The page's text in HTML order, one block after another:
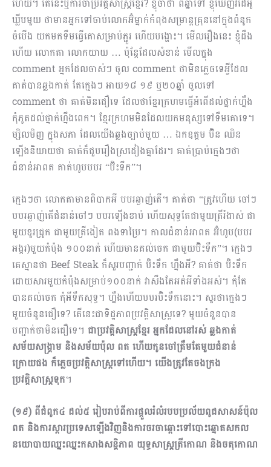
ឃ្លីបមួយ ថាមានអ្នកទៅចាប់លោកអ៊ំម្នាក់កំពុងសម្រាន្តគ្រុននៅក្នុងពំនូក
ចំបើង យកមកទឹមធ្វើគោសម្រាប់ភ្ជួរ ហើយបង្ហោះ។ មើលរឿងនេះ ខ្ញុំដឹង
ហើយ លោកតា លោកយាយ … ប៉ុន្តែដែលសំខាន់ មើលក្នុង
comment អ្នកដែលចាស់ៗ ចូល comment ថាមិនភ្លេចទេអ្វីដែល
គាត់បានឆ្លងកាត់ តែក្មេងៗ អាយ១៨ ១៩ ឬ២០ឆ្នាំ ចូលទៅ
comment ថា គាត់មិនជឿទេ ដែលថាខ្មែរក្រហមធ្វើអំពើដល់ថ្នាក់ហ្នឹង
កុំភូតដល់ថ្នាក់ហ្នឹងពេក។ ខ្មែរក្រហមមិនដែលយកមនុស្សទៅទឹមគោទេ។
ម្សិលមិញ ក្នុងសភា ដែលយើងឆ្លងច្បាប់មួយ … ឯកឧត្ដម ប៊ិន ឈិន
ឡើងនិយាយថា គាត់ក៏ជួបរឿងស្រដៀងគ្នាដែរ។ គាត់ប្រាប់ក្មេងៗថា
ជំនាន់អាពត គាត់ហូបបបរ “ប៊ិះទឹក”។​
ក្មេងៗថា លោកតាមានពិបាកអី បបរឆ្ងាញ់តើ។ គាត់ថា “ត្រូវហើយ ចៅៗ
បបរឆ្ងាញ់តើជំនាន់ចៅៗ បបរឡើងខាប់ ហើយសុទ្ធតែជាមួយត្រីរំងាស់ ជា
មួយខួរជ្រូក ជាមួយត្រីងៀត ពងទាប្រៃ។ កាលជំនាន់អាពត អ៊ំហូប(បបរ
អង្ករ)មួយកំប៉ុង ១០០នាក់ ហើយមានគល់ចេក ជាមួយប៊ិះទឹក”។ ក្មេងៗ
គេស្មានថា Beef Steak ក៏សួរបញ្ជាក់ ប៊ិះទឹក ហ្នឹងអី? គាត់ថា ប៊ិះទឹក
ដោយសារមួយកំប៉ុងសម្រាប់១០០នាក់ វាសឹងតែអត់អីទាំងអស់។ កុំតែ
បានគល់ចេក កុំអីទឹកសុទ្ធ។ ហ្នឹងហើយបបរប៊ិះទឹកនោះ។ សួរថាក្មេងៗ
មួយចំនួនជឿទេ? តើនេះជាទិដ្ឋភាពប្រវត្តិ​សាស្រ្ត​ទេ? មួយចំនួនបាន
បញ្ជាក់ថាមិនជឿទេ។ ជាប្រវត្តិសាស្រ្តខ្មែរ អ្នកដែលនៅរស់ ឆ្លងកាត់
សម័យសង្រ្គាម និងសម័យប៉ុល ពត ហើយកូនចៅត្រឹមតែមួយជំនាន់
ក្រោយផង ក៏ភ្លេចប្រវត្តិសាស្រ្តទៅហើយ។ យើងត្រូវតែចងក្រង
ប្រវត្តិសាស្ត្រទុក។
(១៩) ពីជំពូក៤ ដល់៥ រៀបរាប់ពីការផ្ដួលរំលំរបបប្រល័យពូជសាសន៍ប៉ុល
ពត និងការស្ដារប្រទេសឡើងវិញនិងការចរចាឆ្ពោះទៅបោះឆ្នោតសកល
នយោបាយឈ្នះឈ្នះកសាងសន្តិភាព យុទ្ធសាស្រ្តត្រីកោណ និងចតុកោណ